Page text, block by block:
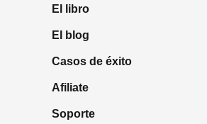
El libro
El blog
Casos de éxito
Afiliate
Soporte